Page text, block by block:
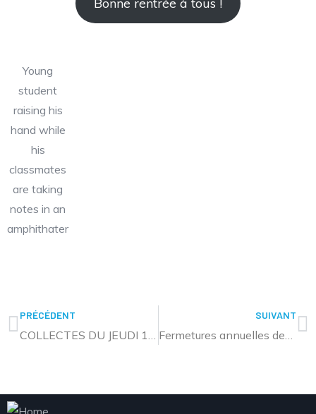
Young
student
raising his
hand while
his
classmates
are taking
notes in an
amphithater
PRÉCÉDENT
COLLECTES DU JEUDI 15 AOÛT 2024 (ASSOMPTION)
SUIVANT
Fermetures annuelles des équipements aquatiques communautaires